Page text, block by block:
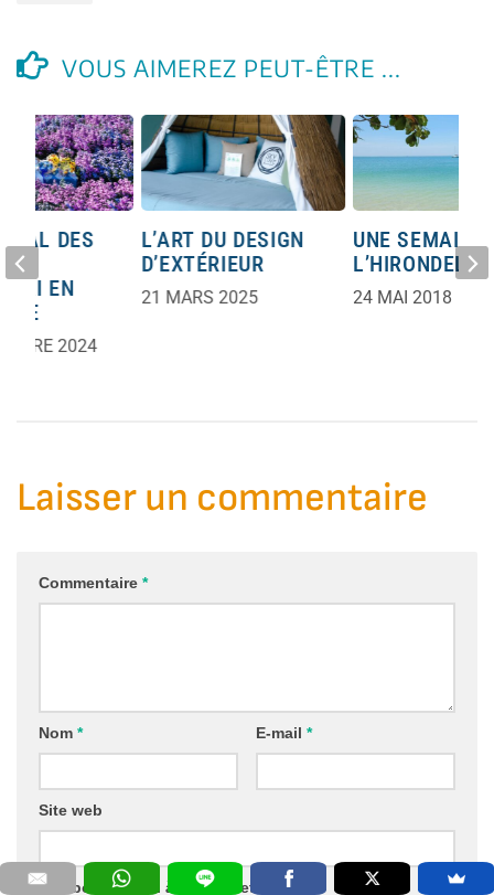
VOUS AIMEREZ PEUT-ÊTRE ...
L’ART DU DESIGN
D’EXTÉRIEUR
21 MARS 2025
UNE SEMAINE
L’HIRONDELLE
24 MAI 2018
DES
RAI EN
2024
Laisser un commentaire
Commentaire *
Nom * E-mail *
Site web
Abonnez-moi à la newsletter!